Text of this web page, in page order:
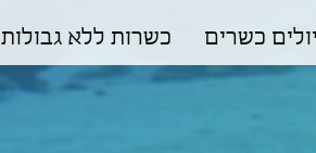
כשרים כשרות ללא גבולות